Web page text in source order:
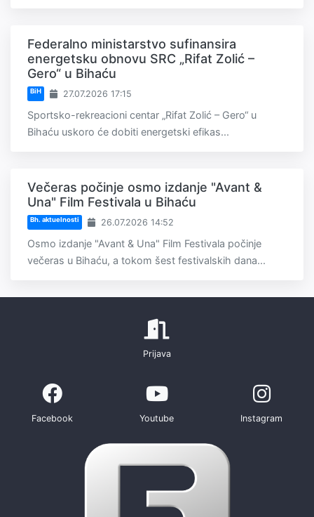
Federalno ministarstvo sufinansira
energetsku obnovu SRC „Rifat Zolić –
Gero“ u Bihaću
BiH 27.07.2026 17:15
Sportsko-rekreacioni centar „Rifat Zolić – Gero“ u
Bihaću uskoro će dobiti energetski efikas...
Večeras počinje osmo izdanje "Avant &
Una" Film Festivala u Bihaću
Bh. aktuelnosti 26.07.2026 14:52
Osmo izdanje "Avant & Una" Film Festivala počinje
večeras u Bihaću, a tokom šest festivalskih dana...
Prijava
Facebook Youtube Instagram